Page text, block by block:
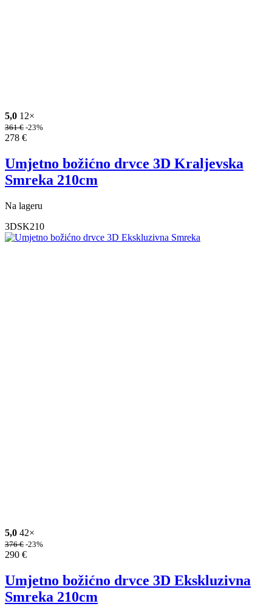
5,0 12×
361€ -23%
278 €
Umjetno božićno drvce 3D Kraljevska
Smreka 210cm
Na lageru
3DSK210
5,0 42×
376€ -23%
290 €
Umjetno božićno drvce 3D Ekskluzivna
Smreka 210cm